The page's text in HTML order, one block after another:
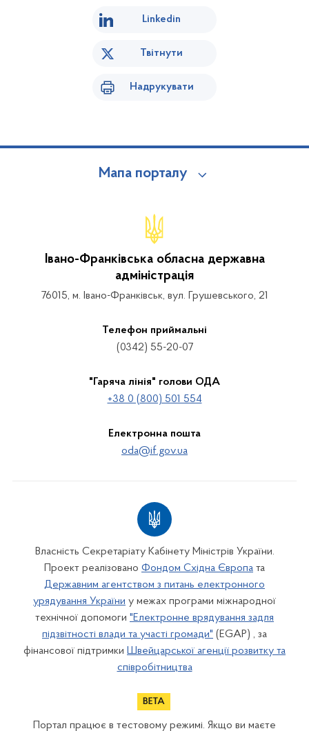
Linkedin
Твітнути
Надрукувати
Мапа порталу
Івано-Франківська обласна державна
адміністрація
76015, м. Івано-Франківськ, вул. Грушевського, 21
Телефон приймальні
(0342) 55-20-07
"Гаряча лінія" голови ОДА
+38 0 (800) 501 554
Електронна пошта
oda@if.gov.ua
Власність Секретаріату Кабінету Міністрів України.
Проект реалізовано Фондом Східна Європа та
Державним агентством з питань електронного
урядування України у межах програми міжнародної
технічної допомоги "Електронне врядування задля
підзвітності влади та участі громади" (EGAP) , за
фінансової підтримки Швейцарської агенції розвитку та
співробітництва
Портал працює в тестовому режимі. Якщо ви маєте